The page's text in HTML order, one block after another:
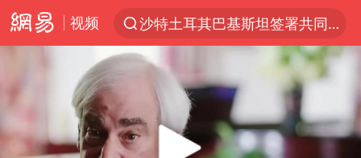
视频
沙特土耳其巴基斯坦签署共同防务协议
“电影+”如何激发千亿级消费新活力？
泉州市委书记张毅恭被查
台风白海豚已进入24小时警戒线
全球首个长时储能一体化产业园量产